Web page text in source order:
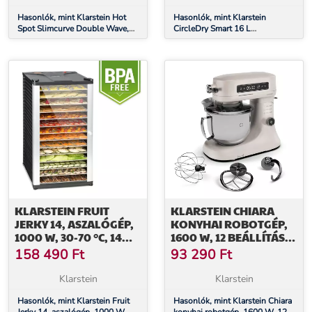
Hasonlók, mint Klarstein Hot
Spot Slimcurve Double Wave,
konvektor, 2 az 1-ben fűtőtest,
Hasonlók, mint Klarstein
CircleDry Smart 16 L
párátlanító, 16 L/nap, 290 W,
KLARSTEIN FRUIT
JERKY 14, ASZALÓGÉP,
1000 W, 30-70 °C, 14
EMELET, LCD KIJELZŐ
158 490 Ft
Klarstein
Hasonlók, mint Klarstein Fruit
KLARSTEIN CHIARA
KONYHAI ROBOTGÉP,
1600 W, 12 BEÁLLÍTÁS,
ROZSDAMENTES ACÉL
TÁL, LCD KIJELZŐ,
TARTOZÉKOKKAL
93 290 Ft
Klarstein
Hasonlók, mint Klarstein Chiara